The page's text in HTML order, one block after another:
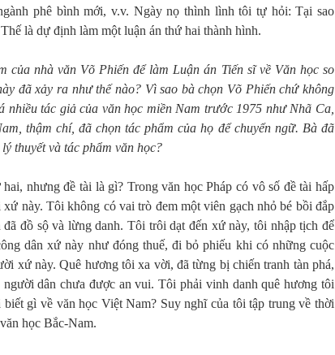
phê bình mới, v.v. Ngày nọ thình lình tôi tự hỏi: Tại sao
là dự định làm một luận án thứ hai thành hình.
của nhà văn Võ Phiến để làm Luận án Tiến sĩ về Văn học so
đã xảy ra như thế nào? Vì sao bà chọn Võ Phiến chứ không
nhiều tác giả của văn học miền Nam trước 1975 như Nhã Ca,
thậm chí, đã chọn tác phẩm của họ để chuyển ngữ. Bà đã
thuyết và tác phẩm văn học?
nhưng đề tài là gì? Trong văn học Pháp có vô số đề tài hấp
này. Tôi không có vai trò đem một viên gạch nhỏ bé bồi đắp
đồ sộ và lừng danh. Tôi trôi dạt đến xứ này, tôi nhập tịch để
dân xứ này như đóng thuế, đi bỏ phiếu khi có những cuộc
xứ này. Quê hương tôi xa vời, đã từng bị chiến tranh tàn phá,
dân chưa được an vui. Tôi phải vinh danh quê hương tôi
gì về văn học Việt Nam? Suy nghĩ của tôi tập trung về thời
học Bắc-Nam.